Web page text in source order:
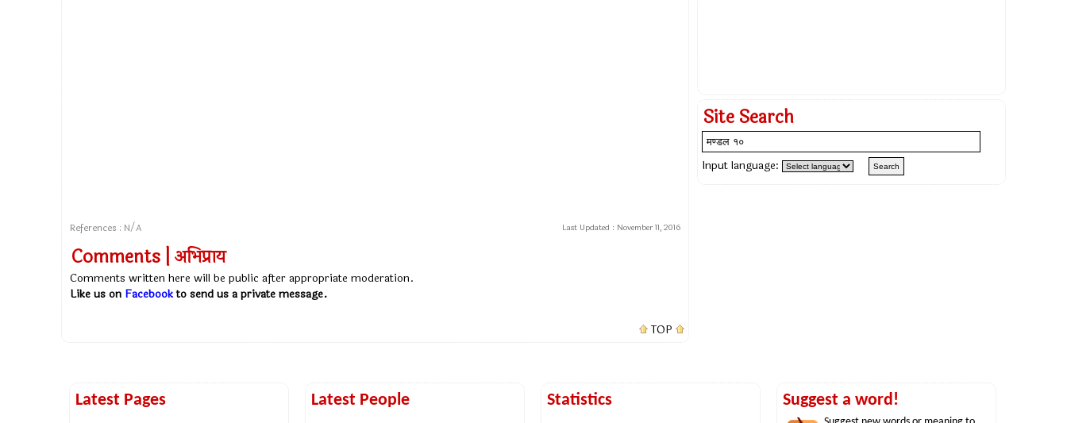
References : N/A Last Updated : November 11, 2016
Comments | अभिप्राय
Comments written here will be public after appropriate moderation.
Like us on Facebookto send us a private message.
TOP
Site Search
Input language:
Latest Pages Latest People Statistics Suggest a word!